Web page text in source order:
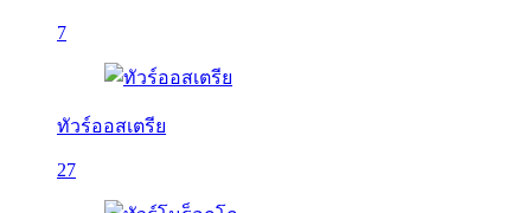
7
ทัวร์ออสเตรีย
27